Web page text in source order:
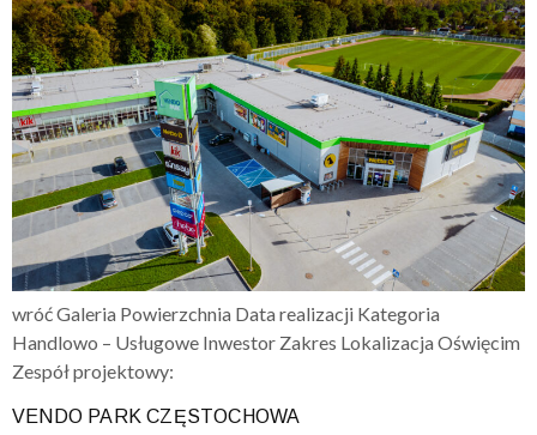
wróć Galeria Powierzchnia Data realizacji Kategoria
Handlowo – Usługowe Inwestor Zakres Lokalizacja Oświęcim
Zespół projektowy:
VENDO PARK CZĘSTOCHOWA